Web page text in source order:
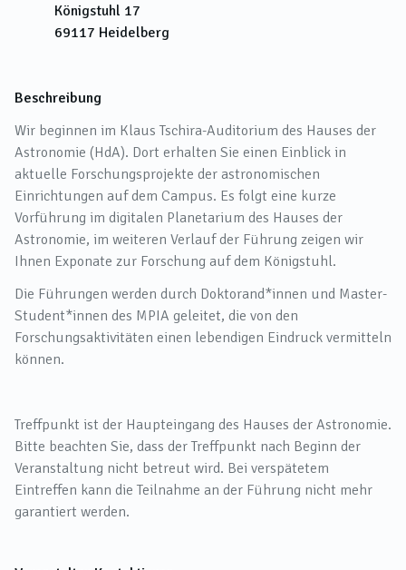
Königstuhl 17
69117 Heidelberg
Beschreibung
Wir beginnen im Klaus Tschira-Auditorium des Hauses der
Astronomie (HdA). Dort erhalten Sie einen Einblick in
aktuelle Forschungsprojekte der astronomischen
Einrichtungen auf dem Campus. Es folgt eine kurze
Vorführung im digitalen Planetarium des Hauses der
Astronomie, im weiteren Verlauf der Führung zeigen wir
Ihnen Exponate zur Forschung auf dem Königstuhl.
Die Führungen werden durch Doktorand*innen und Master-
Student*innen des MPIA geleitet, die von den
Forschungsaktivitäten einen lebendigen Eindruck vermitteln
können.
Treffpunkt ist der Haupteingang des Hauses der Astronomie.
Bitte beachten Sie, dass der Treffpunkt nach Beginn der
Veranstaltung nicht betreut wird. Bei verspätetem
Eintreffen kann die Teilnahme an der Führung nicht mehr
garantiert werden.